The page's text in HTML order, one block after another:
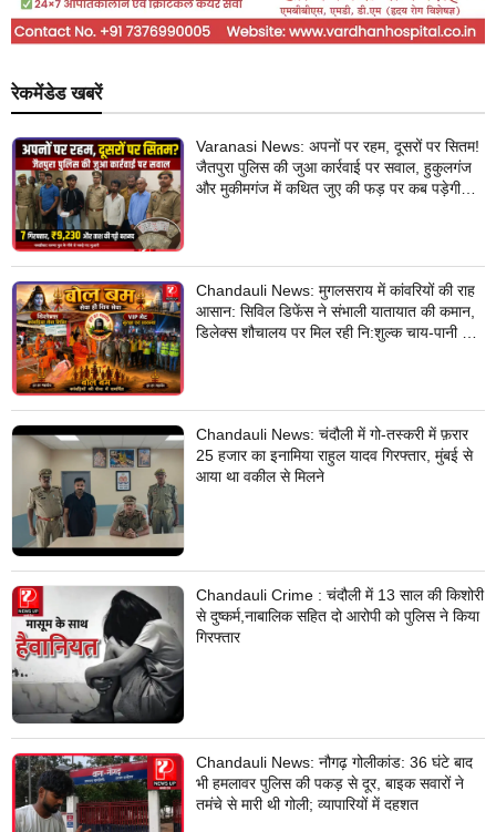
रेकमेंडेड खबरें
Varanasi News: अपनों पर रहम, दूसरों पर सितम!
जैतपुरा पुलिस की जुआ कार्रवाई पर सवाल, हुकुलगंज
और मुकीमगंज में कथित जुए की फड़ पर कब पड़ेगी
Chandauli News: मुगलसराय में कांवरियों की राह
आसान: सिविल डिफेंस ने संभाली यातायात की कमान,
डिलेक्स शौचालय पर मिल रही नि:शुल्क चाय-पानी की
Chandauli News: चंदौली में गो-तस्करी में फ़रार
25 हजार का इनामिया राहुल यादव गिरफ्तार, मुंबई से
आया था वकील से मिलने
Chandauli Crime : चंदौली में 13 साल की किशोरी
से दुष्कर्म,नाबालिक सहित दो आरोपी को पुलिस ने किया
गिरफ्तार
Chandauli News: नौगढ़ गोलीकांड: 36 घंटे बाद
भी हमलावर पुलिस की पकड़ से दूर, बाइक सवारों ने
तमंचे से मारी थी गोली; व्यापारियों में दहशत